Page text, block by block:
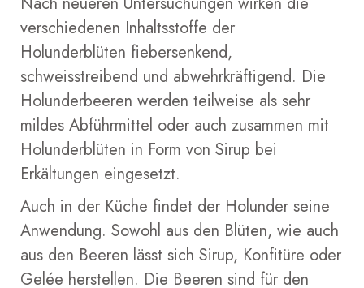
verschiedenen Inhaltsstoffe der
Holunderblüten fiebersenkend,
schweisstreibend und abwehrkräftigend. Die
Holunderbeeren werden teilweise als sehr
mildes Abführmittel oder auch zusammen mit
Holunderblüten in Form von Sirup bei
Erkältungen eingesetzt.
Auch in der Küche findet der Holunder seine
Anwendung. Sowohl aus den Blüten, wie auch
aus den Beeren lässt sich Sirup, Konfitüre oder
Gelée herstellen. Die Beeren sind für den